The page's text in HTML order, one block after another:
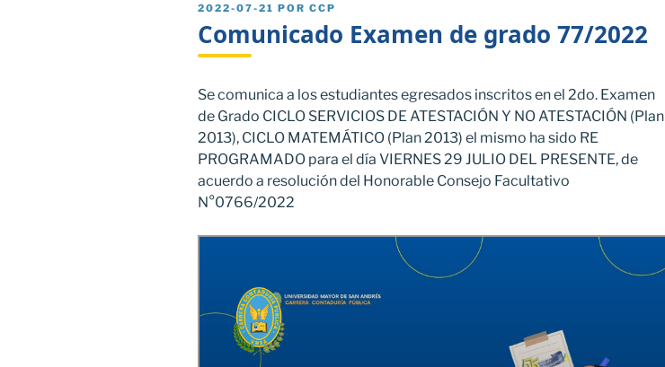
PUBLICADO
2022-07-21 POR CCP
Comunicado Examen de grado 77/2022
Se comunica a los estudiantes egresados inscritos en el 2do. Examen
de Grado CICLO SERVICIOS DE ATESTACIÓN Y NO ATESTACIÓN (Plan
2013), CICLO MATEMÁTICO (Plan 2013) el mismo ha sido RE
PROGRAMADO para el día VIERNES 29 JULIO DEL PRESENTE, de
acuerdo a resolución del Honorable Consejo Facultativo
N°0766/2022